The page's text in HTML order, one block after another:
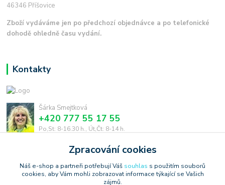
46346 Příšovice
Zboží vydáváme jen po předchozí objednávce a po telefonické
dohodě ohledně času vydání.
Kontakty
Šárka Smejtková
+420 777 55 17 55
Po,St: 8-16.30 h., Út,Čt: 8-14 h.
smejtkova@trigonmedia.czZpracování cookies
Náš e-shop a partneři potřebují Váš souhlas s použitím souborů
cookies, aby Vám mohli zobrazovat informace týkající se Vašich
zájmů.